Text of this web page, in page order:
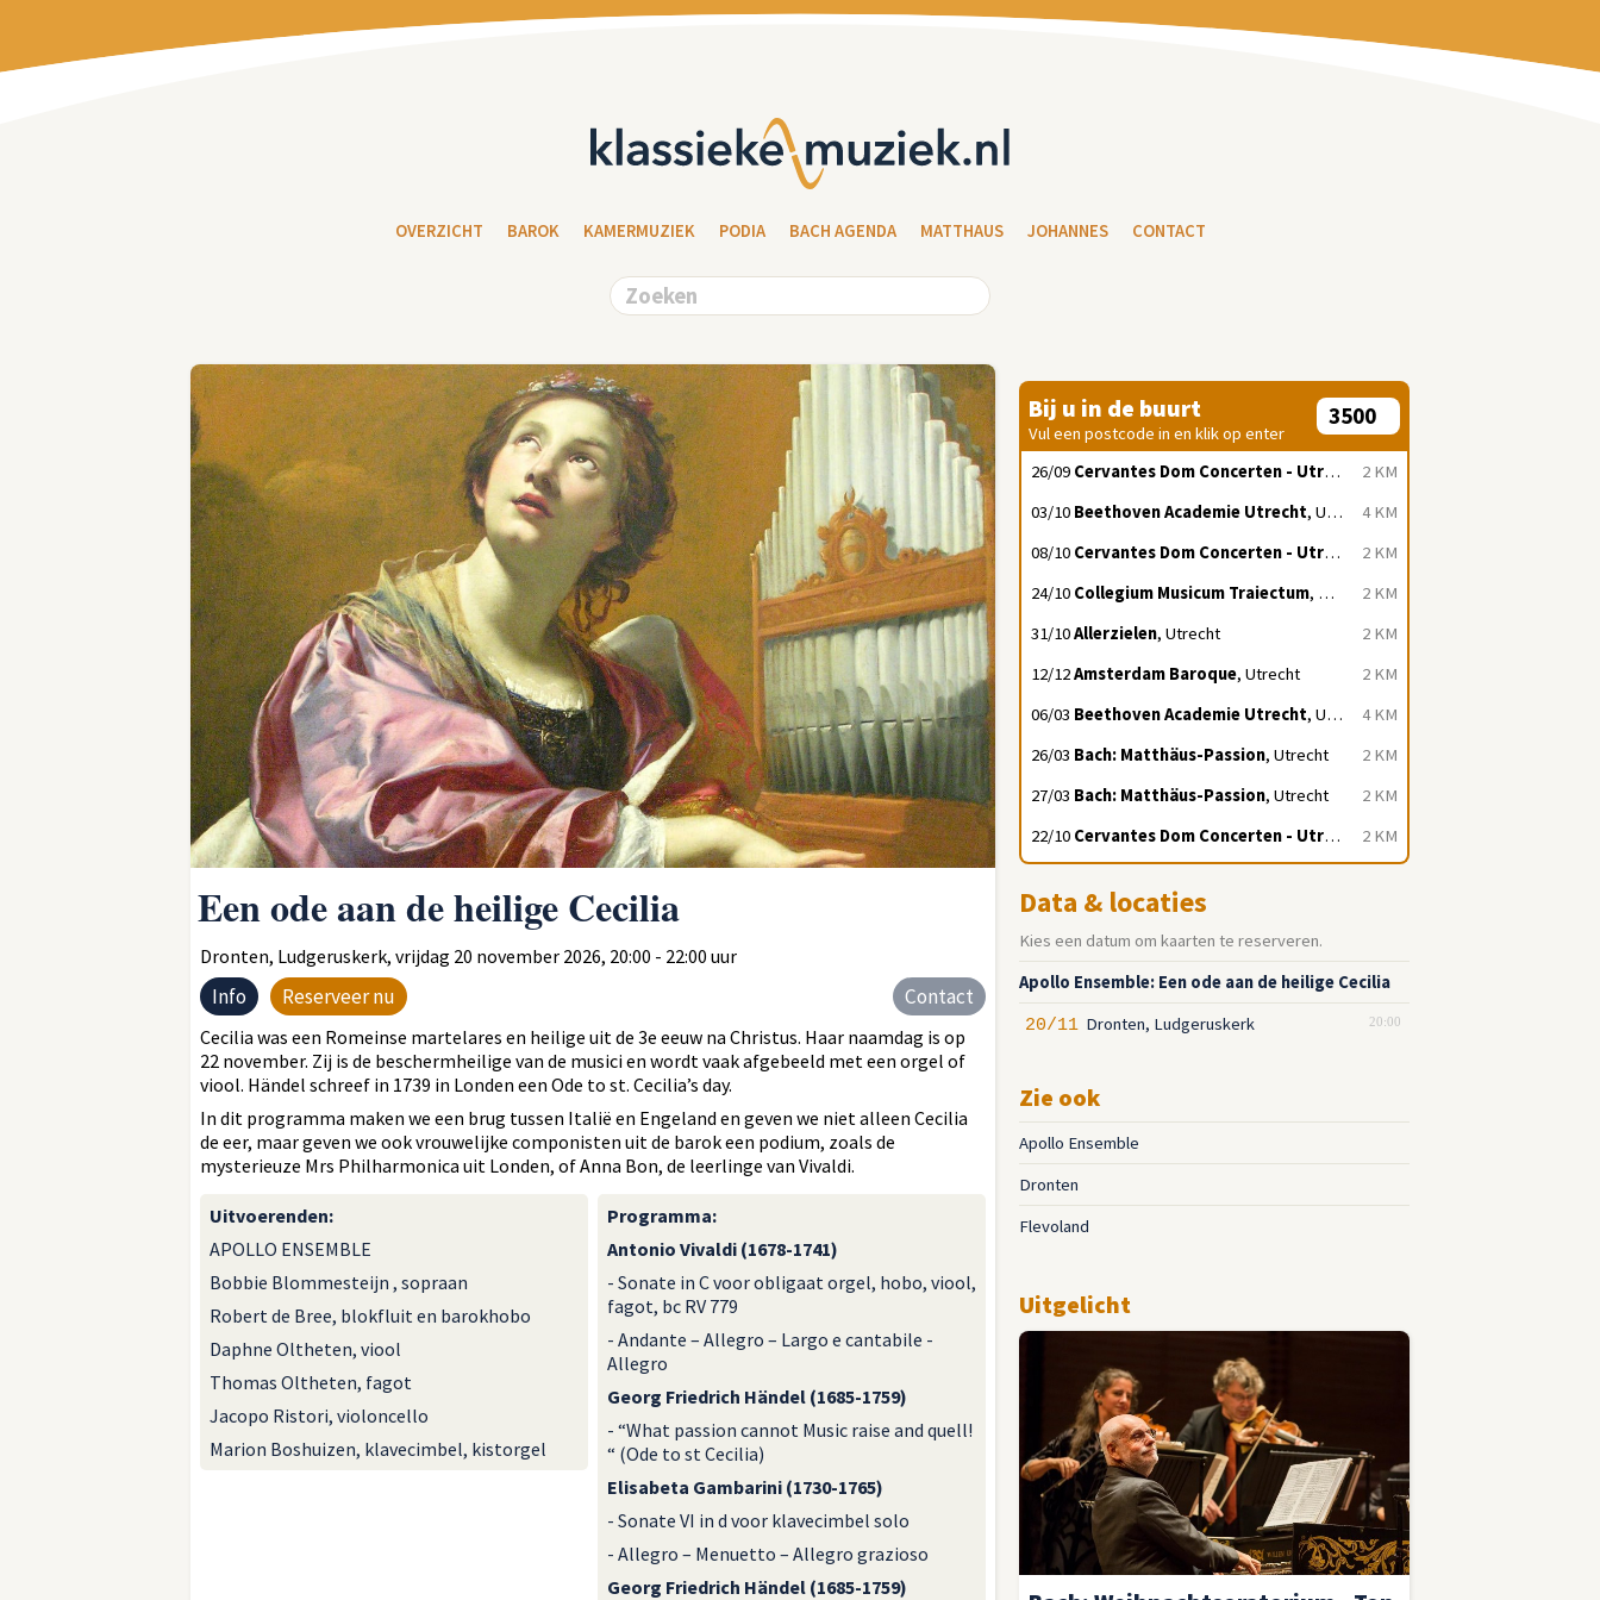
OVERZICHT BAROK KAMERMUZIEK PODIA BACH AGENDA MATTHAUS JOHANNES CONTACT
Een ode aan de heilige Cecilia
Dronten, Ludgeruskerk, vrijdag 20 november 2026, 20:00 - 22:00 uur
Info Reserveer nu Contact
Cecilia was een Romeinse martelares en heilige uit de 3e eeuw na Christus. Haar naamdag is op
22 november. Zij is de beschermheilige van de musici en wordt vaak afgebeeld met een orgel of
viool. Händel schreef in 1739 in Londen een Ode to st. Cecilia’s day.
In dit programma maken we een brug tussen Italië en Engeland en geven we niet alleen Cecilia
de eer, maar geven we ook vrouwelijke componisten uit de barok een podium, zoals de
mysterieuze Mrs Philharmonica uit Londen, of Anna Bon, de leerlinge van Vivaldi.
Uitvoerenden:
APOLLO ENSEMBLE
Bobbie Blommesteijn , sopraan
Robert de Bree, blokfluit en barokhobo
Daphne Oltheten, viool
Thomas Oltheten, fagot
Jacopo Ristori, violoncello
Marion Boshuizen, klavecimbel, kistorgel
Programma:
Antonio Vivaldi (1678-1741)
- Sonate in C voor obligaat orgel, hobo, viool,
fagot, bc RV 779
- Andante – Allegro – Largo e cantabile -
Allegro
Georg Friedrich Händel (1685-1759)
- “What passion cannot Music raise and quell!
“ (Ode to st Cecilia)
Elisabeta Gambarini (1730-1765)
- Sonate VI in d voor klavecimbel solo
- Allegro – Menuetto – Allegro grazioso
Georg Friedrich Händel (1685-1759)
Bij u in de buurt
Vul een postcode in en klik op enter
2 KM
26/09 Cervantes Dom Concerten - Utrecht
, Utrecht
4 KM
03/10 Beethoven Academie Utrecht, Utrecht
2 KM
08/10 Cervantes Dom Concerten - Utrecht
, Utrecht
2 KM
24/10 Collegium Musicum Traiectum, Utrecht
2 KM
31/10Allerzielen, Utrecht
2 KM
12/12Amsterdam Baroque, Utrecht
4 KM
06/03 Beethoven Academie Utrecht, Utrecht
2 KM
26/03 Bach: Matthäus-Passion, Utrecht
2 KM
27/03 Bach: Matthäus-Passion, Utrecht
2 KM
22/10 Cervantes Dom Concerten - Utrecht , Utrecht
Data & locaties
Kies een datum om kaarten te reserveren.
Apollo Ensemble: Een ode aan de heilige Cecilia
20:00
20/11 Dronten, Ludgeruskerk
Zie ook
Apollo Ensemble
Dronten
Flevoland
Uitgelicht